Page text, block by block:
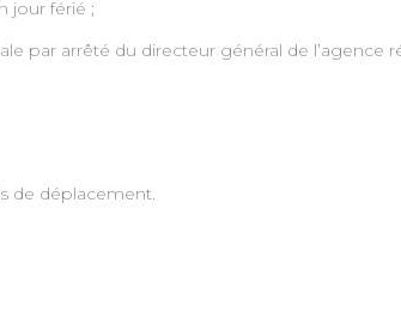
jour férié ;
par arrêté du directeur général de l’agence
de déplacement.